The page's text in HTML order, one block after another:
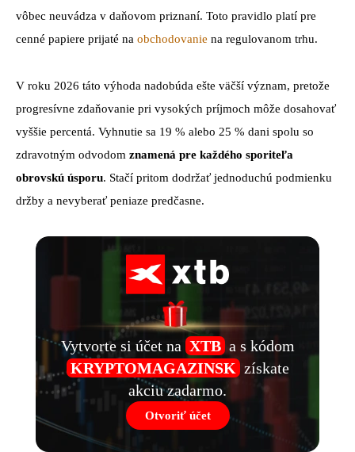
vôbec neuvádza v daňovom priznaní. Toto pravidlo platí pre
cenné papiere prijaté na obchodovanie na regulovanom trhu.
V roku 2026 táto výhoda nadobúda ešte väčší význam, pretože
progresívne zdaňovanie pri vysokých príjmoch môže dosahovať
vyššie percentá. Vyhnutie sa 19 % alebo 25 % dani spolu so
zdravotným odvodom znamená pre každého sporiteľa
obrovskú úsporu. Stačí pritom dodržať jednoduchú podmienku
držby a nevyberať peniaze predčasne.
Vytvorte si účet na XTB a s kódom
KRYPTOMAGAZINSK získate
akciu zadarmo.
Otvoriť účet